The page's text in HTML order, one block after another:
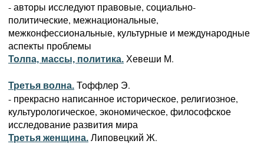
- авторы исследуют правовые, социально-
политические, межнациональные,
межконфессиональные, культурные и международные
аспекты проблемы
Толпа, массы, политика. Хевеши М.
Третья волна. Тоффлер Э.
- прекрасно написанное историческое, религиозное,
культурологическое, экономическое, философское
исследование развития мира
Третья женщина. Липовецкий Ж.